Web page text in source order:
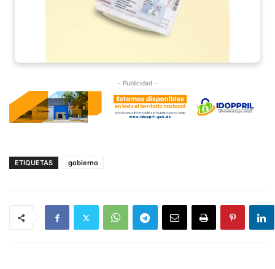
- Publicidad -
ETIQUETAS gobierno